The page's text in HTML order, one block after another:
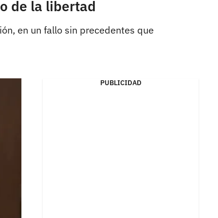
de la libertad
en un fallo sin precedentes que
PUBLICIDAD